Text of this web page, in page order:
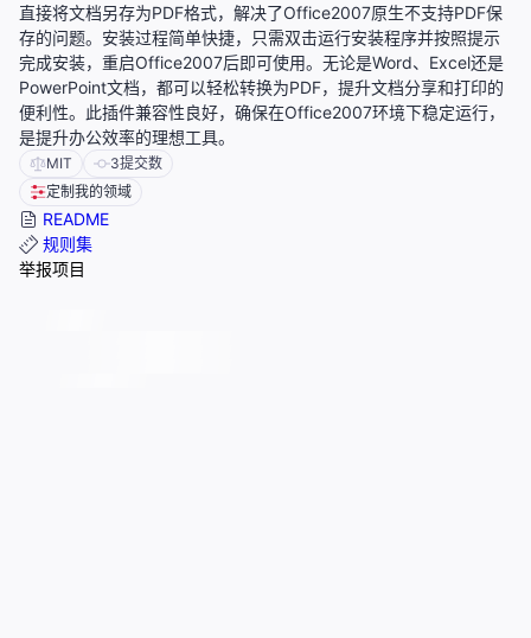
直接将文档另存为PDF格式，解决了Office2007原生不支持PDF保
存的问题。安装过程简单快捷，只需双击运行安装程序并按照提示
完成安装，重启Office2007后即可使用。无论是Word、Excel还是
PowerPoint文档，都可以轻松转换为PDF，提升文档分享和打印的
便利性。此插件兼容性良好，确保在Office2007环境下稳定运行，
是提升办公效率的理想工具。
MIT 3提交数
定制我的领域
README
规则集
举报项目